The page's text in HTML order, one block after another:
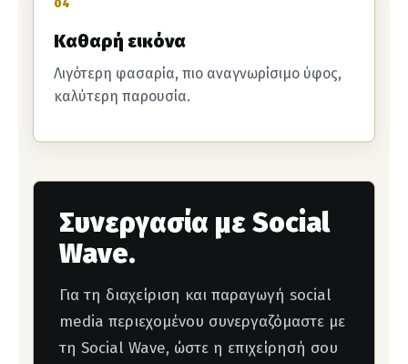
04
Καθαρή εικόνα
Λιγότερη φασαρία, πιο αναγνωρίσιμο ύφος,
καλύτερη παρουσία.
Συνεργασία με Social
Wave.
Για τη διαχείριση και παραγωγή social
media περιεχομένου συνεργαζόμαστε με
τη Social Wave, ώστε η επιχείρησή σου